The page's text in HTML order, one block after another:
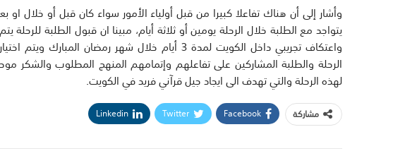
وأشار إلى أن هناك تفاعلا كبيرا من قبل أولياء الأمور سواء كان قبل أو خلال
يتواجد مع الطلبة خلال الرحلة يومين أو ثلاثة أيام، مبينا ان قبول الطلبة
واعتكاف تجريبي داخل الكويت لمدة 3 أيام خلال شهر رمضان
الرحلة والطلبة المشاركين على تفاعلهم وإتمامهم المنهج المطلوب والشكر
لهذه الرحلة والتي تهدف الى ايجاد جيل قرآني فريد في الكويت.
مشاركة Facebook
Twitter
Linkedin